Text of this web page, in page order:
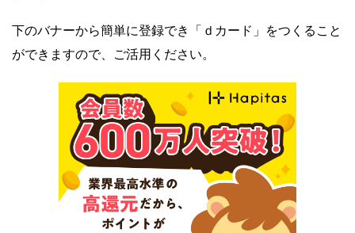
下のバナーから簡単に登録でき「ｄカード」をつくること
ができますので、ご活用ください。